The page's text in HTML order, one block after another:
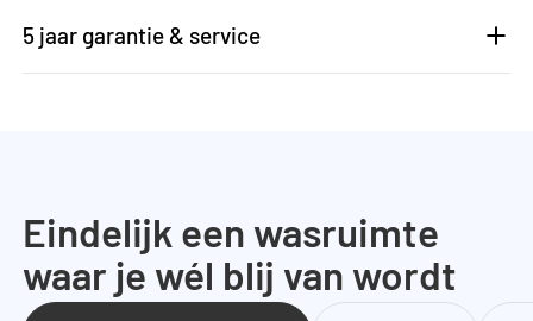
5 jaar garantie & service
Eindelijk een wasruimte
waar je wél blij van wordt